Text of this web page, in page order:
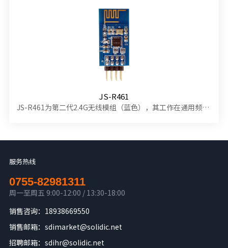
JS-R461
JS-R461为第二代2.4G无线模组（蓝色），其工作在通用频段2400~2483MHz范围内，该模组集成射频收发，支持三种不同的传输数率250Kbps、1Mbps、2Mbps。操作可用微控制器GPIO接口模拟时序控制模组工作及通信。
服务热线
0755-82981311
周一至周五 9:00-12:00 / 13:30-18:00
销售咨询：18938669550
销售邮箱：sdimarket@solidic.net
招聘邮箱：sdihr@solidic.net